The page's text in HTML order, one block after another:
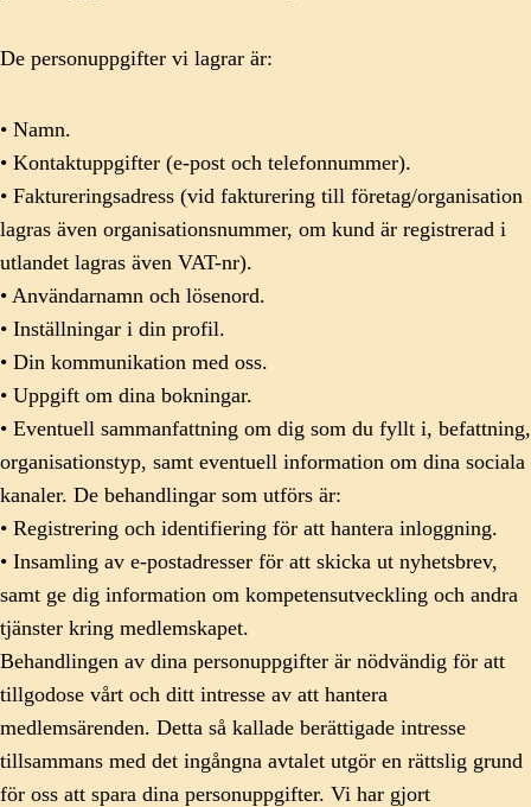
De personuppgifter vi lagrar är:
• Namn.
• Kontaktuppgifter (e-post och telefonnummer).
• Faktureringsadress (vid fakturering till företag/organisation
lagras även organisationsnummer, om kund är registrerad i
utlandet lagras även VAT-nr).
• Användarnamn och lösenord.
• Inställningar i din profil.
• Din kommunikation med oss.
• Uppgift om dina bokningar.
• Eventuell sammanfattning om dig som du fyllt i, befattning,
organisationstyp, samt eventuell information om dina sociala
kanaler. De behandlingar som utförs är:
• Registrering och identifiering för att hantera inloggning.
• Insamling av e-postadresser för att skicka ut nyhetsbrev,
samt ge dig information om kompetensutveckling och andra
tjänster kring medlemskapet.
Behandlingen av dina personuppgifter är nödvändig för att
tillgodose vårt och ditt intresse av att hantera
medlemsärenden. Detta så kallade berättigade intresse
tillsammans med det ingångna avtalet utgör en rättslig grund
för oss att spara dina personuppgifter. Vi har gjort